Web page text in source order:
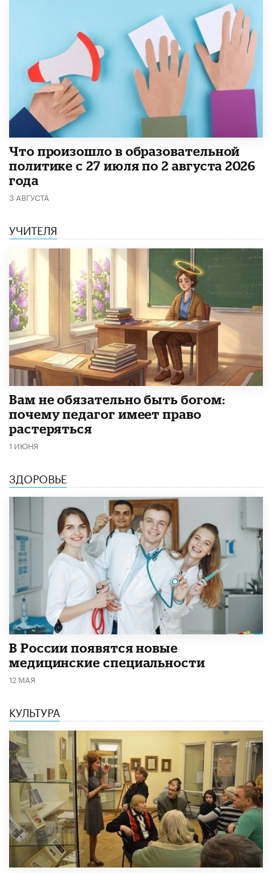
​Что произошло в образовательной
политике с 27 июля по 2 августа 2026
года
3 АВГУСТА
УЧИТЕЛЯ
​Вам не обязательно быть богом:
почему педагог имеет право
растеряться
1 ИЮНЯ
ЗДОРОВЬЕ
В России появятся новые
медицинские специальности
12 МАЯ
КУЛЬТУРА